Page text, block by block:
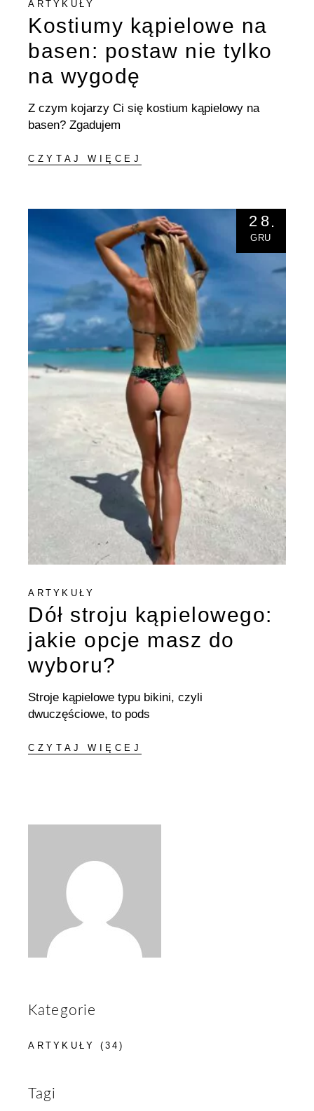
ARTYKUŁY
Kostiumy kąpielowe na
basen: postaw nie tylko
na wygodę
Z czym kojarzy Ci się kostium kąpielowy na
basen? Zgadujem
CZYTAJ WIĘCEJ
28
GRU
ARTYKUŁY
Dół stroju kąpielowego:
jakie opcje masz do
wyboru?
Stroje kąpielowe typu bikini, czyli
dwuczęściowe, to pods
CZYTAJ WIĘCEJ
Kategorie
ARTYKUŁY (34)
Tagi